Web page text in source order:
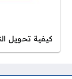
كيفية تحويل